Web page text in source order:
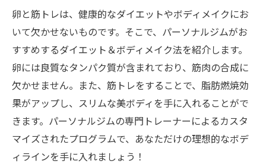
卵と筋トレは、健康的なダイエットやボディメイクにお
いて欠かせないものです。そこで、パーソナルジムがお
すすめするダイエット＆ボディメイク法を紹介します。
卵には良質なタンパク質が含まれており、筋肉の合成に
欠かせません。また、筋トレをすることで、脂肪燃焼効
果がアップし、スリムな美ボディを手に入れることがで
きます。パーソナルジムの専門トレーナーによるカスタ
マイズされたプログラムで、あなただけの理想的なボデ
ィラインを手に入れましょう！